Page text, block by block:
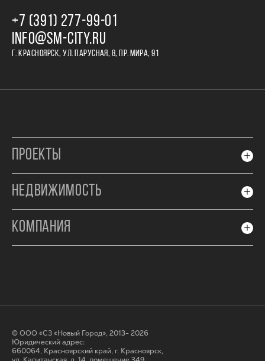
+7 (391) 277‒99‒01
INFO@SM-CITY.RU
Г. КРАСНОЯРСК, УЛ. ПАРУСНАЯ, 8, ПР. МИРА, 91
ПРОЕКТЫ
НЕДВИЖИМОСТЬ
КОМПАНИЯ
© ООО «СЗ «Новый Город», 2013- 2026
Юридический адрес:
660064, Красноярский край, г. Красноярск,